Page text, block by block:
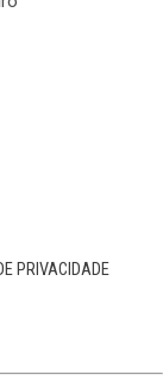
PRIVACIDADE